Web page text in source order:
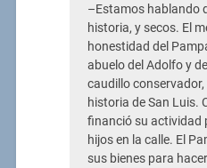
–Estamos hablando
historia, y secos. El
honestidad del
abuelo del Adolfo y
caudillo
historia de San Luis.
financió su actividad
hijos en la calle. El
sus bienes para